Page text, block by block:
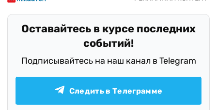
Оставайтесь в курсе последних
событий!
Подписывайтесь на наш канал в Telegram
Следить в Телеграмме